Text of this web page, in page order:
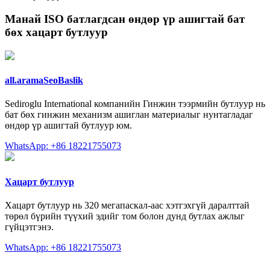
Манай ISO батлагдсан өндөр үр ашигтай бат
бөх хацарт бутлуур
all.aramaSeoBaslik
Sediroglu International компанийн Гинжин тээрмийн бутлуур нь
бат бөх гинжин механизм ашиглан материалыг нунтагладаг
өндөр үр ашигтай бутлуур юм.
WhatsApp: +86 18221755073
Хацарт бутлуур
Хацарт бутлуур нь 320 мегапаскал-аас хэтгэхгүй даралттай
төрөл бүрийн түүхий эдийг том болон дунд бутлах ажлыг
гүйцэтгэнэ.
WhatsApp: +86 18221755073